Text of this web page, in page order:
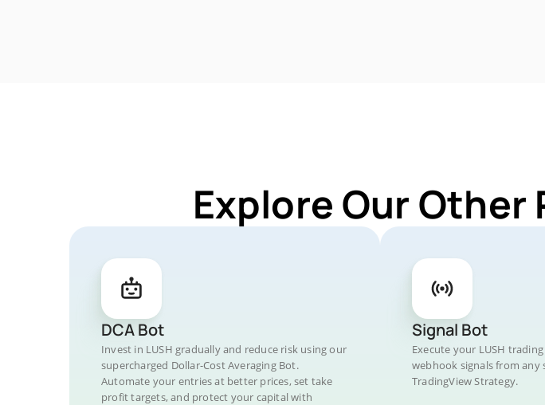
Explore Our Other
DCA Bot
Invest in LUSH gradually and reduce risk using our
supercharged Dollar-Cost Averaging Bot.
Automate your entries at better prices, set take
profit targets, and protect your capital with
Signal Bot
Execute your LUSH
webhook signals from any
TradingView Strategy.